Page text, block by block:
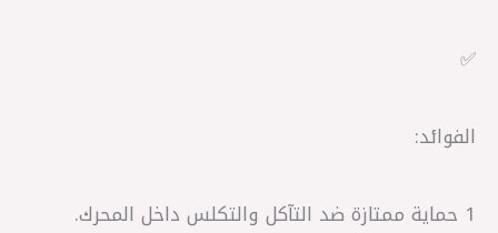
✅
الفوائد:
1 حماية ممتازة ضد التآكل والتكلس داخل المحرك.